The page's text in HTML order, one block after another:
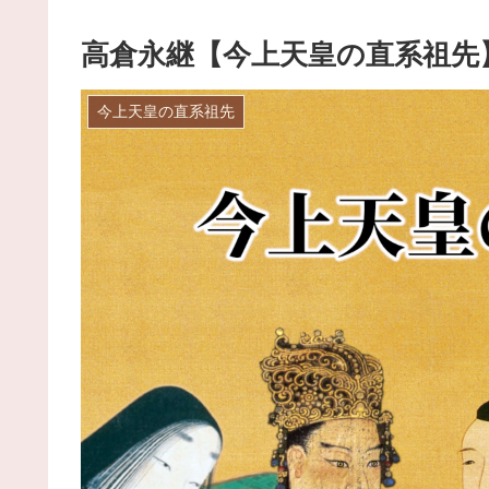
高倉永継【今上天皇の直系祖先
今上天皇の直系祖先